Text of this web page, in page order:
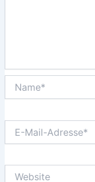
Mail-